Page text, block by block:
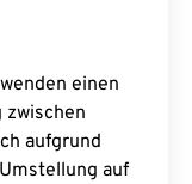
einen
aufgrund
auf